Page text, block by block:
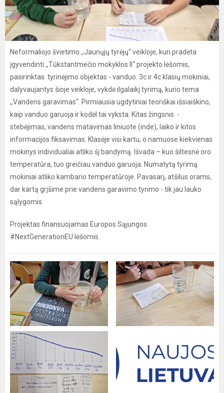
Neformaliojo švietimo ,,Jaunųjų tyrėjų“ veikloje, kuri pradėta
įgyvendinti ,,Tūkstantmečio mokyklos II“ projekto lėšomis,
pasirinktas tyrinėjimo objektas - vanduo. 3c ir 4c klasių mokiniai,
dalyvaujantys šioje veikloje, vykdė ilgalaikį tyrimą, kurio tema
,,Vandens garavimas“. Pirmiausia ugdytiniai teoriškai išsiaiškino,
kaip vanduo garuoja ir kodėl tai vyksta. Kitas žingsnis -
stebėjimas, vandens matavimas liniuote (inde), laiko ir kitos
informacijos fiksavimas. Klasėje visi kartu, o namuose kiekvienas
mokinys individualiai atliko šį bandymą. Išvada – kuo šiltesnė oro
temperatūra, tuo greičiau vanduo garuoja. Numatytą tyrimą
mokiniai atliko kambario temperatūroje. Pavasarį, atšilus orams,
dar kartą grįšime prie vandens garavimo tyrimo - tik jau lauko
sąlygomis.
Projektas finansuojamas Europos Sąjungos
#NextGenerationEU lėšomis.